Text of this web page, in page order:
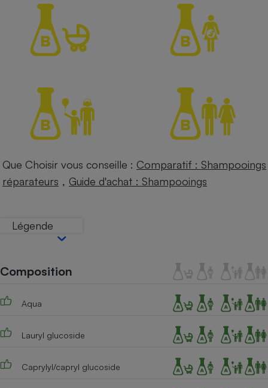
Que Choisir vous conseille : Comparatif : Shampooings
réparateurs , Guide d'achat : Shampooings
Légende
Composition
Aqua
Lauryl glucoside
Caprylyl/capryl glucoside
Complément
alimentaire
Assurance emprunteur
Banque
Petit électroménager -
Plaque de cuisson à
induction
Téléphone mobile -
Matelas
Climatiseur -
Ventilateur
Mutuelle
Antimoustique